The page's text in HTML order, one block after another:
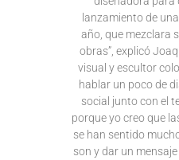
lanzamiento de
año, que mezclara
obras”, explicó
visual y escultor
hablar un poco de
social junto con el
porque yo creo que
se han sentido
son y dar un